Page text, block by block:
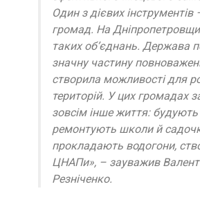
Один з дієвих інструментів
громад. На
таких об’єднань. Держава
значну частину
створила можливості для
територій. У цих громадах
зовсім інше життя:
ремонтують школи й
прокладають водогони,
ЦНАПи», – зауважив
Резніченко.